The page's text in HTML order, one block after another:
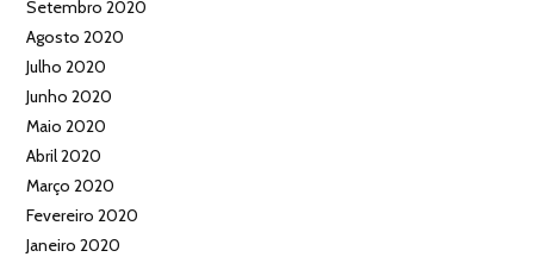
Setembro 2020
Agosto 2020
Julho 2020
Junho 2020
Maio 2020
Abril 2020
Março 2020
Fevereiro 2020
Janeiro 2020